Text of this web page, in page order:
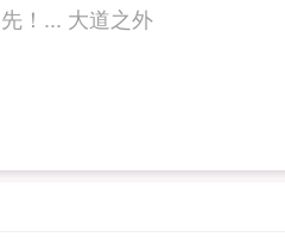
天眼宝光术，可识一切宝物，宝物护佑，行大道之先！... 大道之外